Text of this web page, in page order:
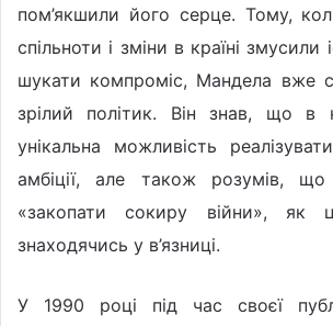
пом’якшили його серце. Тому,
спільноти і зміни в країні
шукати компроміс, Мандела вже
зрілий політик. Він знав, що в
унікальна можливість
амбіції, але також розумів, що
«закопати сокиру війни», як
знаходячись у в’язниці.
У 1990 році під час своєї